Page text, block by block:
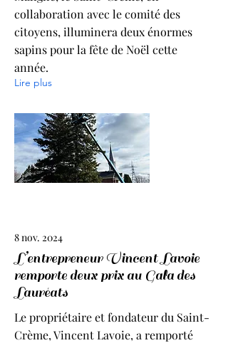
collaboration avec le comité des
citoyens, illuminera deux énormes
sapins pour la fête de Noël cette
année.
Lire plus
8 nov. 2024
L’entrepreneur Vincent Lavoie
remporte deux prix au Gala des
Lauréats
Le propriétaire et fondateur du Saint-
Crème, Vincent Lavoie, a remporté